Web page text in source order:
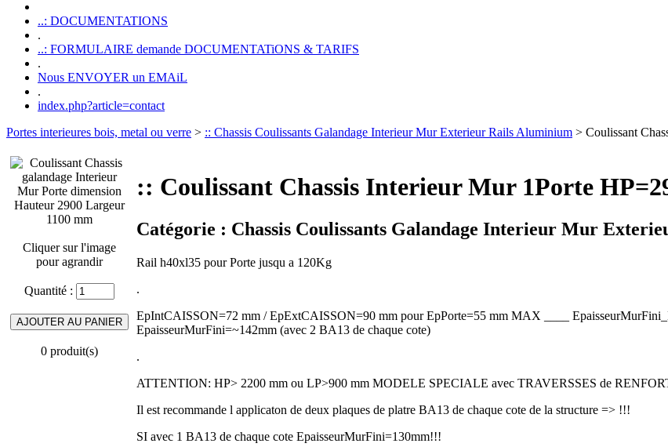
..: DOCUMENTATIONS
.
..: FORMULAIRE demande DOCUMENTATiONS & TARIFS
.
Nous ENVOYER un EMAiL
.
index.php?article=contact
Portes interieures bois, metal ou verre > :: Chassis Coulissants Galandage Interieur Mur Exterieur Rails Aluminium > Coulissant
Cliquer sur l'image
pour agrandir
Quantité :
0 produit(s)
:: Coulissant Chassis Interieur Mur 1Porte
Catégorie : Chassis Coulissants Galandage Interieur Mur
Rail h40xl35 pour Porte jusqu a 120Kg
.
EpIntCAISSON=72 mm / EpExtCAISSON=90 mm pour EpPorte=55 mm MAX ____
EpaisseurMurFini=~142mm (avec 2 BA13 de chaque cote)
.
ATTENTION: HP> 2200 mm ou LP>900 mm MODELE SPECIALE avec TRAVERSSES de
Il est recommande l applicaton de deux plaques de platre BA13 de chaque cote de la structure => !!!
SI avec 1 BA13 de chaque cote EpaisseurMurFini=130mm!!!